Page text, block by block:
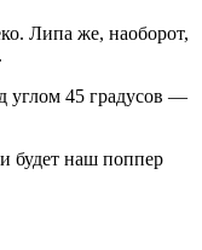
Липа же, наоборот,
углом 45 градусов —
будет наш поппер